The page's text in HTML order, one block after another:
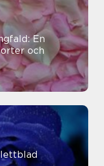
En
och